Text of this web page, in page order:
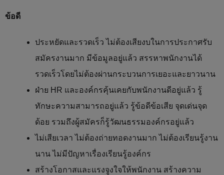
ข้อดี
ประหยัดและรวดเร็ว ไม่ต้องเสียงบในการประกาศรับ
สมัครงานมาก มีข้อมูลอยู่แล้ว สรรหาพนักงานได้
รวดเร็วโดยไม่ต้องผ่านกระบวนการเยอะและยาวนาน
ฝ่าย HR และองค์กรคุ้นเคยกับพนักงานดีอยู่แล้ว รู้
ทักษะความสามารถอยู่แล้ว รู้ข้อดีข้อเสีย จุดเด่นจุด
ด้อย รวมถึงผู้สมัครก็รู้วัฒนธรรมองค์กรอยู่แล้ว
ไม่เสียเวลา ไม่ต้องถ่ายทอดงานมาก ไม่ต้องเรียนรู้งาน
นาน ไม่มีปัญหาเรื่องเรียนรู้องค์กร
สร้างโอกาสและแรงจูงใจให้พนักงาน สร้างความ